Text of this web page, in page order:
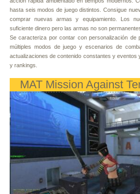
hasta seis modos de juego distintos. Consigue
comprar nuevas armas y equipamiento. Los
suficiente dinero pero las armas no son
Se caracteriza por contar con personalización de
múltiples modos de juego y escenarios de
actualizaciones de contenido constantes y eventos
y rankings.
MAT Mission Against